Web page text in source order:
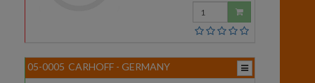
Wprowadź
ilość
05-0005 CARHOFF - GERMANY